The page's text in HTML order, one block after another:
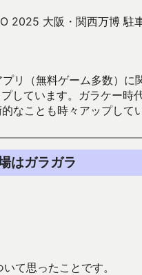
2025 大阪・関西万博 駐
リ（無料ゲーム多数）
しています。ガラケー
なことも時々アップしてい
はガラガラ
て思ったことです。